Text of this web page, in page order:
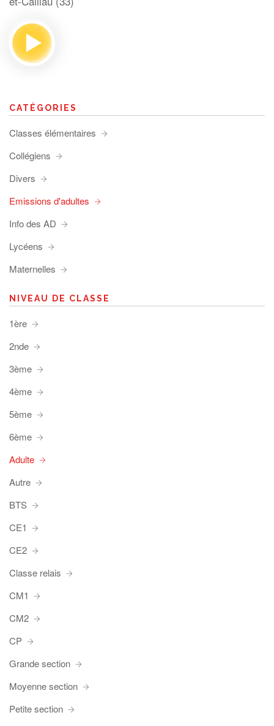
CATÉGORIES
Classes élémentaires
Collégiens
Divers
Emissions d'adultes
Info des AD
Lycéens
Maternelles
NIVEAU DE CLASSE
1ère
2nde
3ème
4ème
5ème
6ème
Adulte
Autre
BTS
CE1
CE2
Classe relais
CM1
CM2
CP
Grande section
Moyenne section
Petite section